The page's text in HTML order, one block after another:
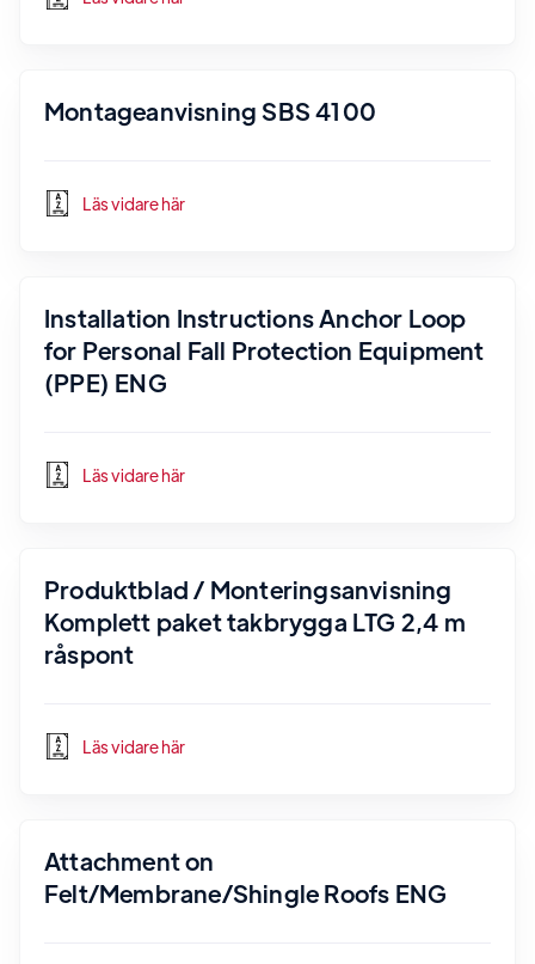
Montageanvisning SBS 4100
Läs vidare här
Installation Instructions Anchor Loop
for Personal Fall Protection Equipment
(PPE) ENG
Läs vidare här
Produktblad / Monteringsanvisning
Komplett paket takbrygga LTG 2,4 m
råspont
Läs vidare här
Attachment on
Felt/Membrane/Shingle Roofs ENG